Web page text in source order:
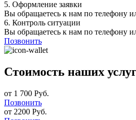
5. Оформление заявки
Вы обращаетесь к нам по телефону
6. Контроль ситуации
Вы обращаетесь к нам по телефону
Позвонить
Стоимость наших
от 1 700 Руб.
Позвонить
от 2200 Руб.